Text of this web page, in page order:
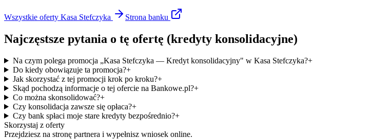
Wszystkie oferty Kasa Stefczyka Strona banku
Najczęstsze pytania o tę ofertę (kredyty konsolidacyjne)
Na czym polega promocja „Kasa Stefczyka — Kredyt konsolidacyjny" w Kasa Stefczyka?+
Do kiedy obowiązuje ta promocja?+
Jak skorzystać z tej promocji krok po kroku?+
Skąd pochodzą informacje o tej ofercie na Bankowe.pl?+
Co można skonsolidować?+
Czy konsolidacja zawsze się opłaca?+
Czy bank spłaci moje stare kredyty bezpośrednio?+
Skorzystaj z oferty
Przejdziesz na stronę partnera i wypełnisz wniosek online.